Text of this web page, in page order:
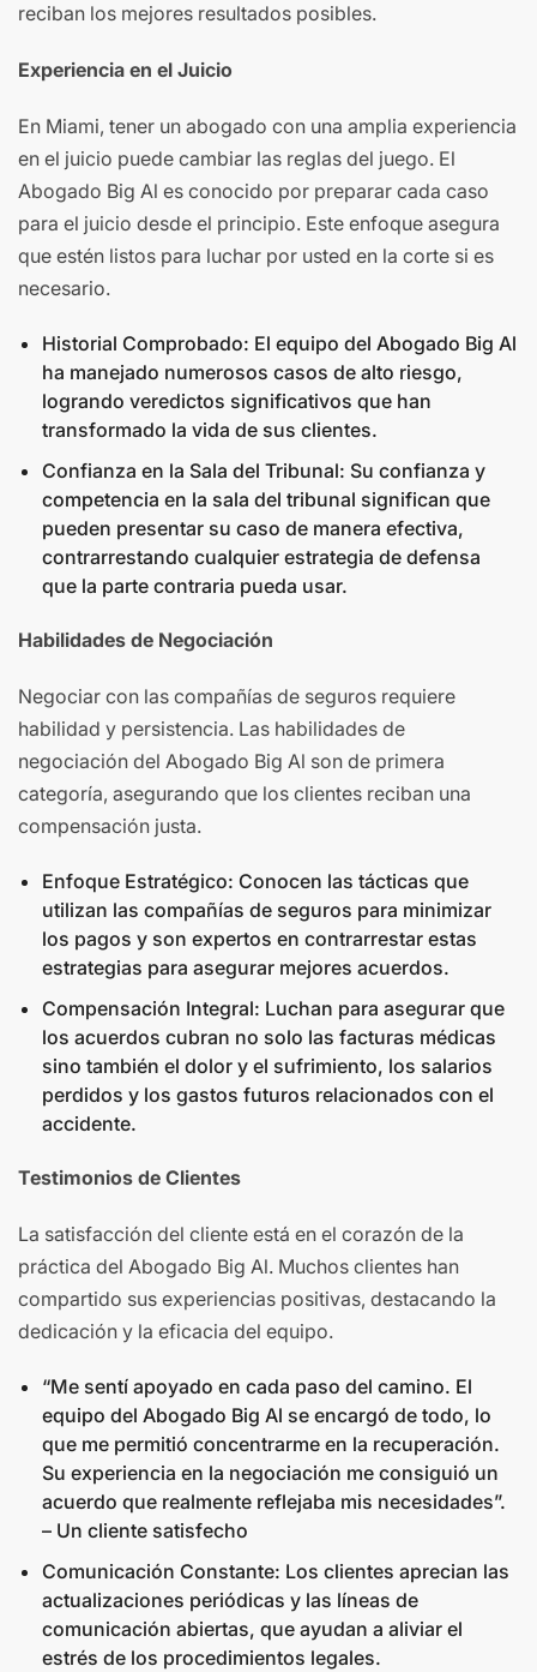
reciban los mejores resultados posibles.
Experiencia en el Juicio
En Miami, tener un abogado con una amplia experiencia
en el juicio puede cambiar las reglas del juego. El
Abogado Big Al es conocido por preparar cada caso
para el juicio desde el principio. Este enfoque asegura
que estén listos para luchar por usted en la corte si es
necesario.
Historial Comprobado: El equipo del Abogado Big Al
ha manejado numerosos casos de alto riesgo,
logrando veredictos significativos que han
transformado la vida de sus clientes.
Confianza en la Sala del Tribunal: Su confianza y
competencia en la sala del tribunal significan que
pueden presentar su caso de manera efectiva,
contrarrestando cualquier estrategia de defensa
que la parte contraria pueda usar.
Habilidades de Negociación
Negociar con las compañías de seguros requiere
habilidad y persistencia. Las habilidades de
negociación del Abogado Big Al son de primera
categoría, asegurando que los clientes reciban una
compensación justa.
Enfoque Estratégico: Conocen las tácticas que
utilizan las compañías de seguros para minimizar
los pagos y son expertos en contrarrestar estas
estrategias para asegurar mejores acuerdos.
Compensación Integral: Luchan para asegurar que
los acuerdos cubran no solo las facturas médicas
sino también el dolor y el sufrimiento, los salarios
perdidos y los gastos futuros relacionados con el
accidente.
Testimonios de Clientes
La satisfacción del cliente está en el corazón de la
práctica del Abogado Big Al. Muchos clientes han
compartido sus experiencias positivas, destacando la
dedicación y la eficacia del equipo.
“Me sentí apoyado en cada paso del camino. El
equipo del Abogado Big Al se encargó de todo, lo
que me permitió concentrarme en la recuperación.
Su experiencia en la negociación me consiguió un
acuerdo que realmente reflejaba mis necesidades”.
– Un cliente satisfecho
Comunicación Constante: Los clientes aprecian las
actualizaciones periódicas y las líneas de
comunicación abiertas, que ayudan a aliviar el
estrés de los procedimientos legales.